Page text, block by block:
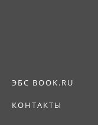
ЭБС BOOK.RU
КОНТАКТЫ